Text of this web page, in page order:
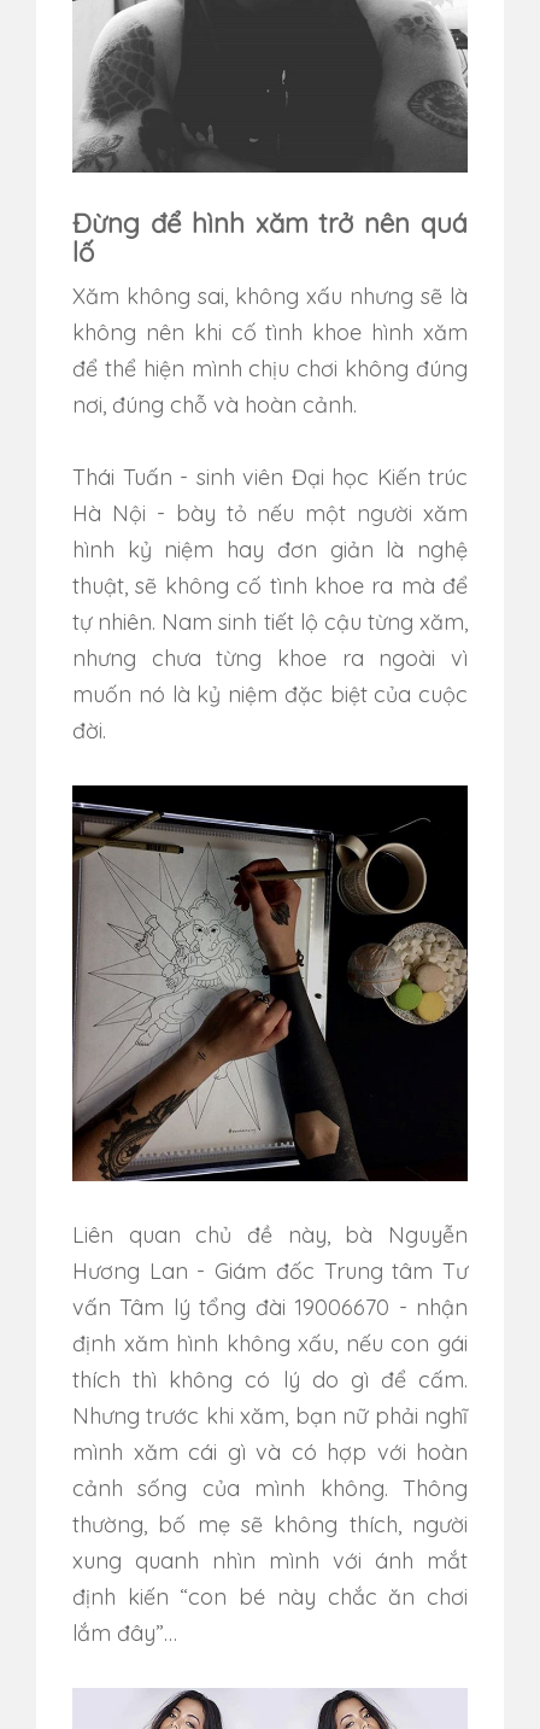
Đừng để hình xăm trở nên quá
lố
Xăm không sai, không xấu nhưng sẽ là
không nên khi cố tình khoe hình xăm
để thể hiện mình chịu chơi không đúng
nơi, đúng chỗ và hoàn cảnh.
Thái Tuấn - sinh viên Đại học Kiến trúc
Hà Nội - bày tỏ nếu một người xăm
hình kỷ niệm hay đơn giản là nghệ
thuật, sẽ không cố tình khoe ra mà để
tự nhiên. Nam sinh tiết lộ cậu từng xăm,
nhưng chưa từng khoe ra ngoài vì
muốn nó là kỷ niệm đặc biệt của cuộc
đời.
Liên quan chủ đề này, bà Nguyễn
Hương Lan - Giám đốc Trung tâm Tư
vấn Tâm lý tổng đài 19006670 - nhận
định xăm hình không xấu, nếu con gái
thích thì không có lý do gì để cấm.
Nhưng trước khi xăm, bạn nữ phải nghĩ
mình xăm cái gì và có hợp với hoàn
cảnh sống của mình không. Thông
thường, bố mẹ sẽ không thích, người
xung quanh nhìn mình với ánh mắt
định kiến “con bé này chắc ăn chơi
lắm đây”…